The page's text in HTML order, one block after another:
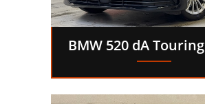
BMW 520 dA